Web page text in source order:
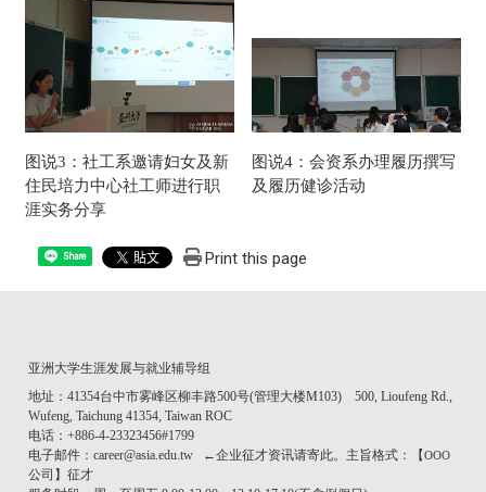
图说3：社工系邀请妇女及新
住民培力中心社工师进行职
涯实务分享
图说4：会资系办理履历撰写
及履历健诊活动
Share Print this page
亚洲大学生涯发展与就业辅导组
地址：41354台中市雾峰区柳丰路500号(管理大楼M103) 500, Lioufeng Rd.,
Wufeng, Taichung 41354, Taiwan ROC
电话：+886-4-23323456#1799
电子邮件：career@asia.edu.tw ←企业征才资讯请寄此。主旨格式：【OOO
公司】征才